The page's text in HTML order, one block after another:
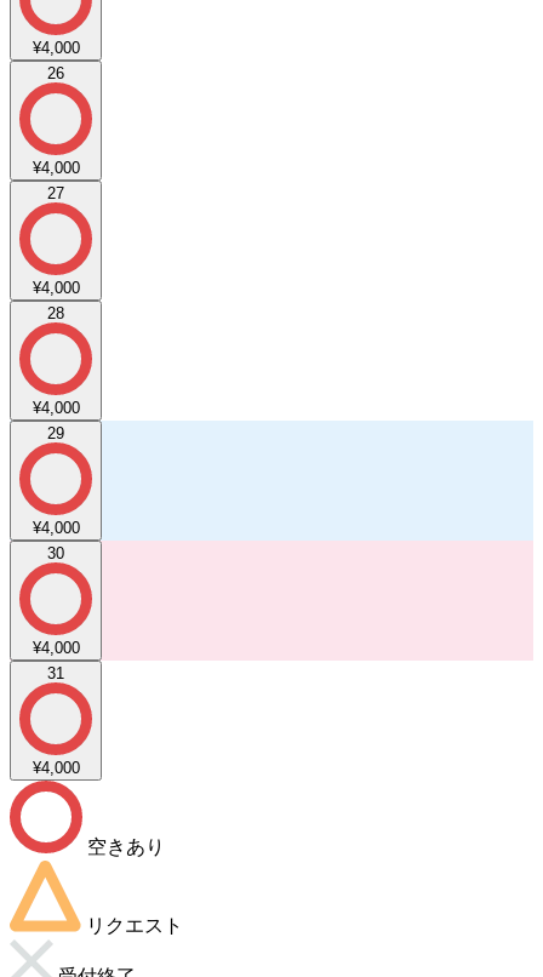
¥4,000
26
¥4,000
27
¥4,000
28
¥4,000
29
¥4,000
30
¥4,000
31
¥4,000
空きあり
リクエスト